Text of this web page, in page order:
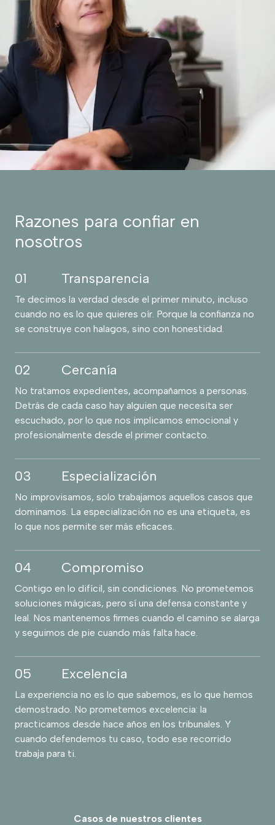
Razones para confiar en
nosotros
01 Transparencia
Te decimos la verdad desde el primer minuto, incluso
cuando no es lo que quieres oír. Porque la confianza no
se construye con halagos, sino con honestidad.
02 Cercanía
No tratamos expedientes, acompañamos a personas.
Detrás de cada caso hay alguien que necesita ser
escuchado, por lo que nos implicamos emocional y
profesionalmente desde el primer contacto.
03 Especialización
No improvisamos, solo trabajamos aquellos casos que
dominamos. La especialización no es una etiqueta, es
lo que nos permite ser más eficaces.
04 Compromiso
Contigo en lo difícil, sin condiciones. No prometemos
soluciones mágicas, pero sí una defensa constante y
leal. Nos mantenemos firmes cuando el camino se alarga
y seguimos de pie cuando más falta hace.
05 Excelencia
La experiencia no es lo que sabemos, es lo que hemos
demostrado. No prometemos excelencia: la
practicamos desde hace años en los tribunales. Y
cuando defendemos tu caso, todo ese recorrido
trabaja para ti.
Casos de nuestros clientes